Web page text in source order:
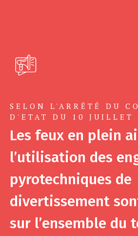
SELON L'ARRÊTÉ DU
D'ETAT DU 10 JUILLET
Les feux en plein
l’utilisation des
pyrotechniques de
divertissement
sur l’ensemble du